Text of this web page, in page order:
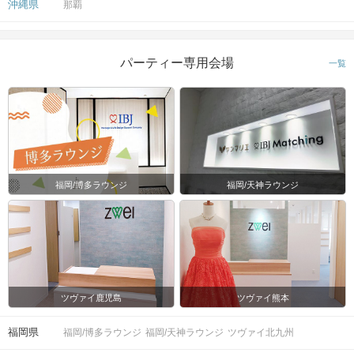
沖縄県 那覇
パーティー専用会場 一覧
福岡/博多ラウンジ 福岡/天神ラウンジ
ツヴァイ鹿児島 ツヴァイ熊本
福岡県 福岡/博多ラウンジ 福岡/天神ラウンジ ツヴァイ北九州